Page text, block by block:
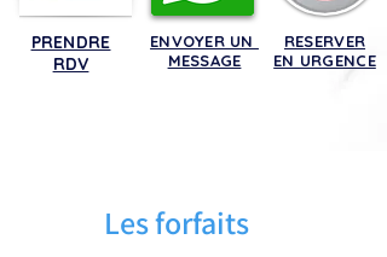
PRENDRE
RDV
ENVOYER UN
MESSAGE
RESERVER
EN URGENCE
Les forfaits